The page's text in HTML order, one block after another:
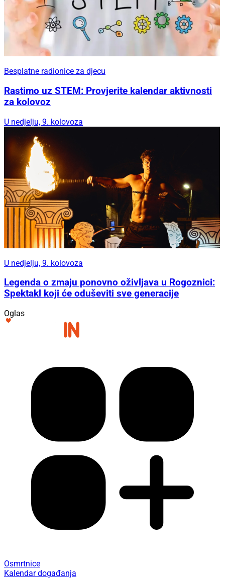
Besplatne radionice za djecu
Rastimo uz STEM: Provjerite kalendar aktivnosti
za kolovoz
U nedjelju, 9. kolovoza
U nedjelju, 9. kolovoza
Legenda o zmaju ponovno oživljava u Rogoznici:
Spektakl koji će oduševiti sve generacije
Oglas
Osmrtnice
Kalendar događanja